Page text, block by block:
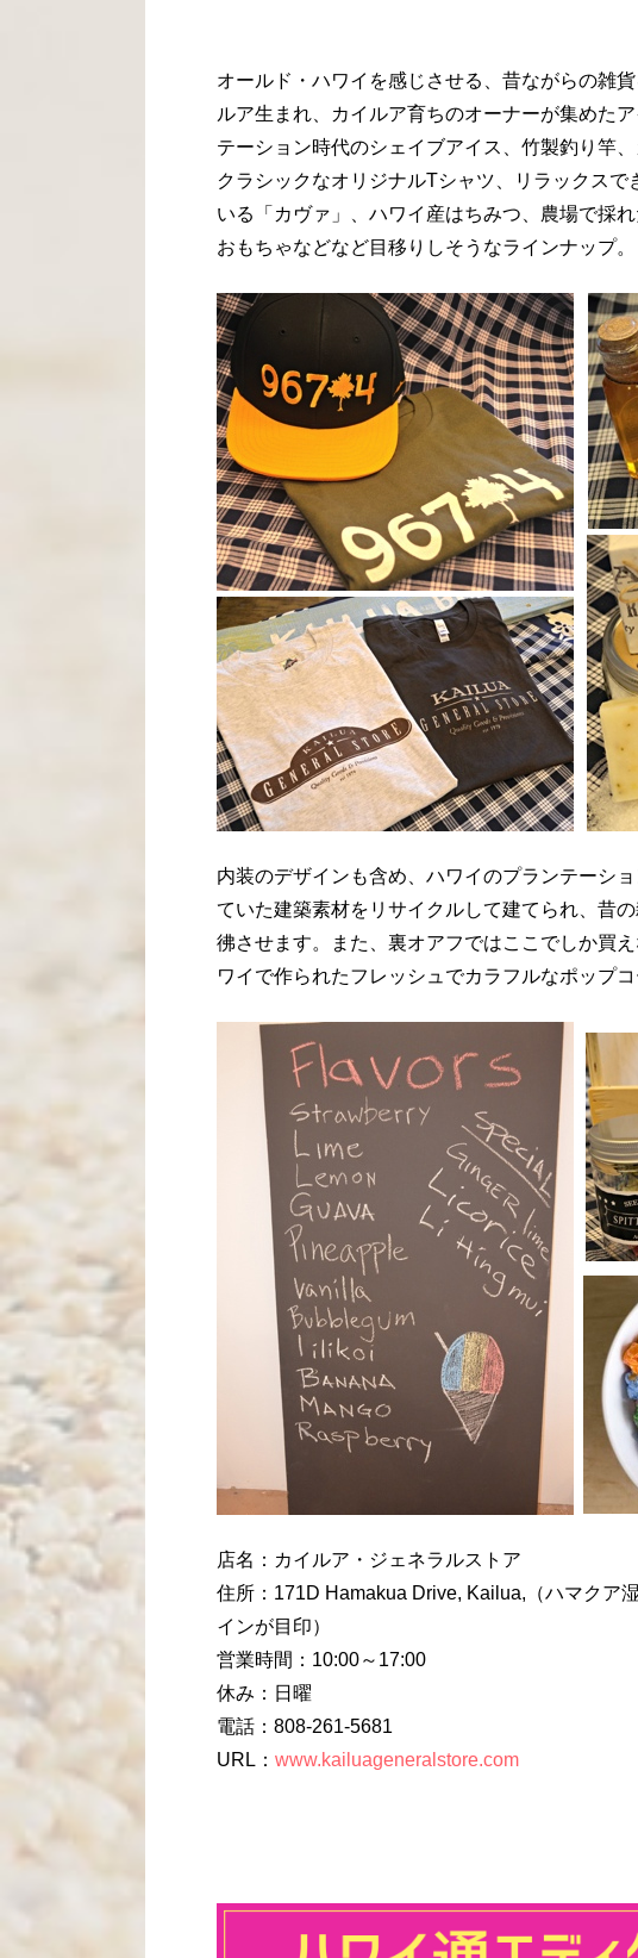
オールド・ハワイを感じさせる、昔ながらの雑
ルア生まれ、カイルア育ちのオーナーが集めた
テーション時代のシェイブアイス、竹製釣り竿
クラシックなオリジナルTシャツ、リラックス
いる「カヴァ」、ハワイ産はちみつ、農場で採
おもちゃなどなど目移りしそうなラインナップ。
内装のデザインも含め、ハワイのプランテーシ
ていた建築素材をリサイクルして建てられ、昔
彿させます。また、裏オアフではここでしか買
ワイで作られたフレッシュでカラフルなポップ
店名：カイルア・ジェネラルストア
住所：171D Hamakua Drive, Kailua,（ハマクア
インが目印）
営業時間：10:00～17:00
休み：日曜
電話：808-261-5681
URL： www.kailuageneralstore.com